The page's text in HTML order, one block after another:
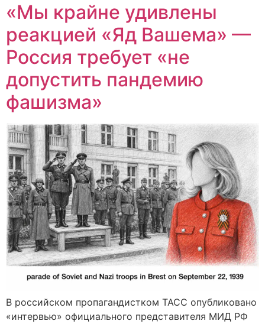
«Мы крайне удивлены
реакцией «Яд Вашема» —
Россия требует «не
допустить пандемию
фашизма»
В российском пропагандистком ТАСС опубликовано
«интервью» официального представителя МИД РФ